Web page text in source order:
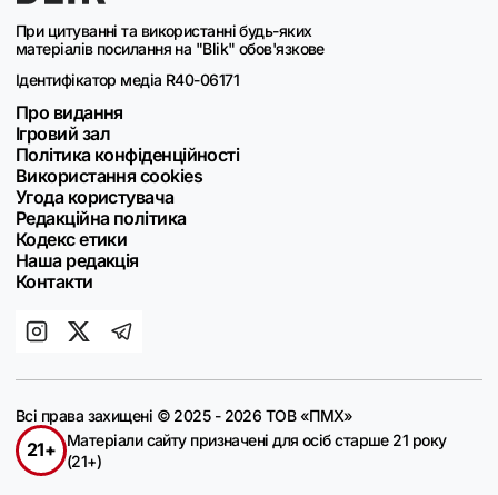
При цитуванні та використанні будь-яких
матеріалів посилання на "Blik" обов'язкове
Ідентифікатор медіа R40-06171
Про видання
Ігровий зал
Політика конфіденційності
Використання cookies
Угода користувача
Редакційна політика
Кодекс етики
Наша редакція
Контакти
Всі права захищені © 2025 - 2026 ТОВ «ПМХ»
21+
Матеріали сайту призначені для осіб старше 21 року
(21+)